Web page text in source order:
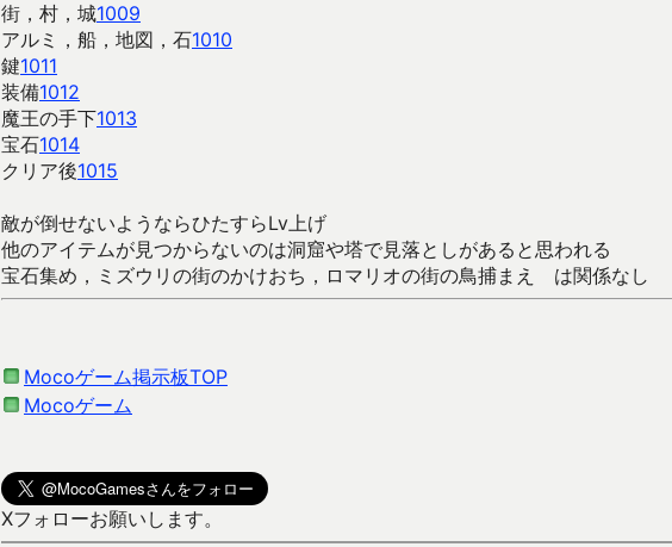
街，村，城1009
アルミ，船，地図，石1010
鍵1011
装備1012
魔王の手下1013
宝石1014
クリア後1015
敵が倒せないようならひたすらLv上げ
他のアイテムが見つからないのは洞窟や塔で見落としがあると思われる
宝石集め，ミズウリの街のかけおち，ロマリオの街の鳥捕まえ は関係なし
Mocoゲーム掲示板TOP
Mocoゲーム
Xフォローお願いします。